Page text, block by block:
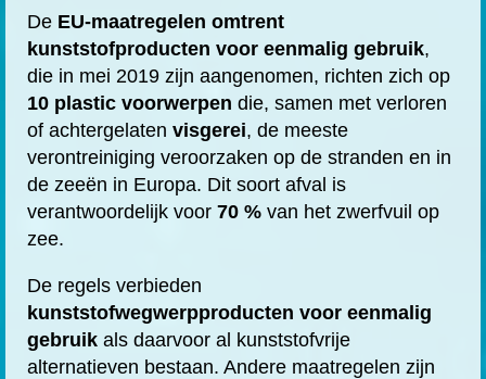
De EU-maatregelen omtrent
kunststofproducten voor eenmalig gebruik,
die in mei 2019 zijn aangenomen, richten zich op
10 plastic voorwerpen die, samen met verloren
of achtergelaten visgerei, de meeste
verontreiniging veroorzaken op de stranden en in
de zeeën in Europa. Dit soort afval is
verantwoordelijk voor 70 % van het zwerfvuil op
zee.
De regels verbieden
kunststofwegwerpproducten voor eenmalig
gebruik als daarvoor al kunststofvrije
alternatieven bestaan. Andere maatregelen zijn